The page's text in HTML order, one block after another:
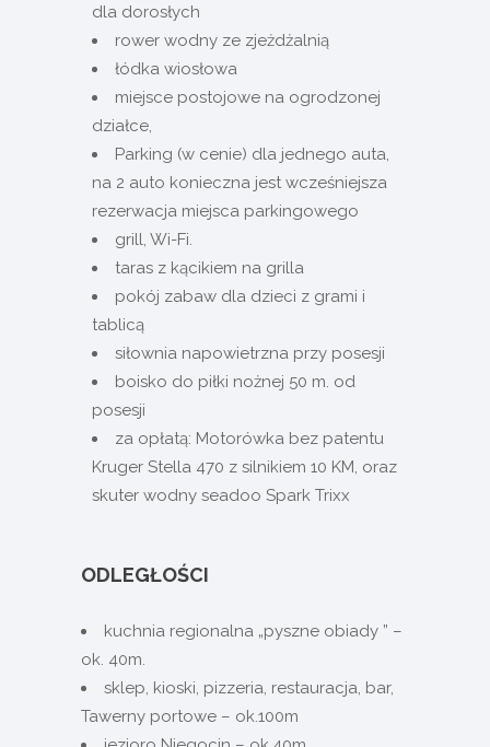
dla dorosłych
rower wodny ze zjeżdżalnią
łódka wiosłowa
miejsce postojowe na ogrodzonej
działce,
Parking (w cenie) dla jednego auta,
na 2 auto konieczna jest wcześniejsza
rezerwacja miejsca parkingowego
grill, Wi-Fi.
taras z kącikiem na grilla
pokój zabaw dla dzieci z grami i
tablicą
siłownia napowietrzna przy posesji
boisko do piłki nożnej 50 m. od
posesji
za opłatą: Motorówka bez patentu
Kruger Stella 470 z silnikiem 10 KM, oraz
skuter wodny seadoo Spark Trixx
ODLEGŁOŚCI
kuchnia regionalna „pyszne obiady ” –
ok. 40m.
sklep, kioski, pizzeria, restauracja, bar,
Tawerny portowe – ok.100m